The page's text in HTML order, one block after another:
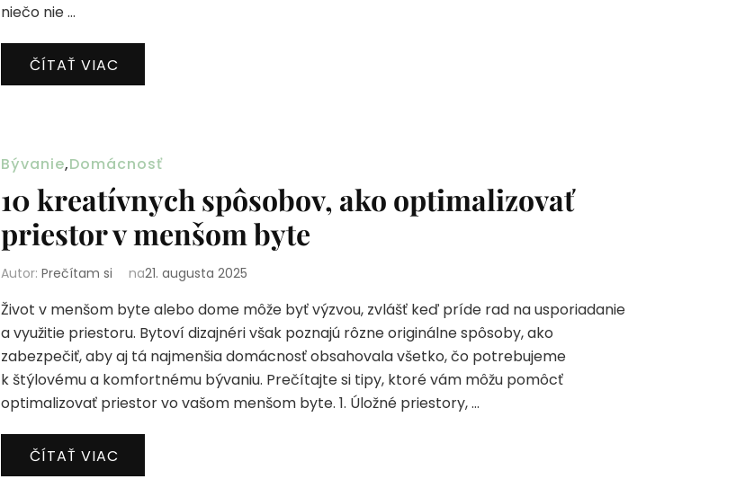
niečo nie …
ČÍTAŤ VIAC
Bývanie,Domácnosť
10 kreatívnych spôsobov, ako optimalizovať
priestor v menšom byte
Autor: Prečítam si na21. augusta 2025
Život v menšom byte alebo dome môže byť výzvou, zvlášť keď príde rad na usporiadanie
a využitie priestoru. Bytoví dizajnéri však poznajú rôzne originálne spôsoby, ako
zabezpečiť, aby aj tá najmenšia domácnosť obsahovala všetko, čo potrebujeme
k štýlovému a komfortnému bývaniu. Prečítajte si tipy, ktoré vám môžu pomôcť
optimalizovať priestor vo vašom menšom byte. 1. Úložné priestory, …
ČÍTAŤ VIAC